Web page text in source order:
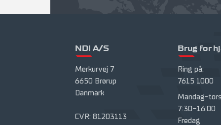
NDI A/S
Merkurvej 7
6650 Brørup
Danmark
CVR: 81203113
Brug for
Ring på:
7615 1000
Mandag-
7:30-16:00
Fredag